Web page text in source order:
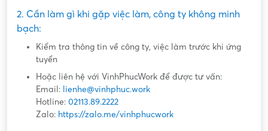
2. Cần làm gì khi gặp việc làm, công ty không minh
bạch:
Kiểm tra thông tin về công ty, việc làm trước khi ứng
tuyển
Hoặc liên hệ với VinhPhucWork để được tư vấn:
Email: lienhe@vinhphuc.work
Hotline: 02113.89.2222
Zalo: https://zalo.me/vinhphucwork